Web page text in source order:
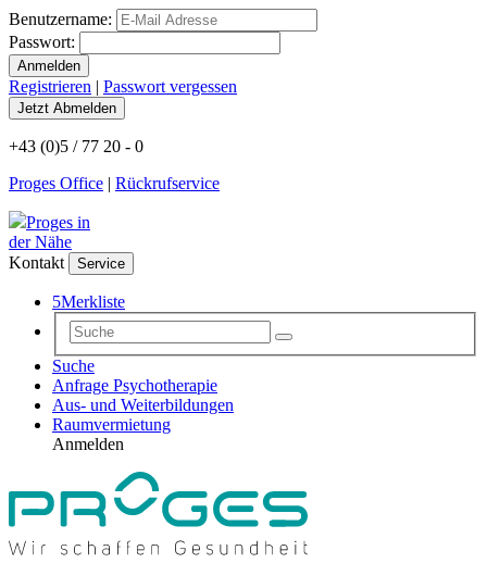
Benutzername:
Passwort:
Registrieren | Passwort vergessen
+43 (0)5 / 77 20 - 0
Proges Office | Rückrufservice
Proges in
der Nähe
Kontakt
Service
5Merkliste
Suche
Anfrage Psychotherapie
Aus- und Weiterbildungen
Raumvermietung
Anmelden